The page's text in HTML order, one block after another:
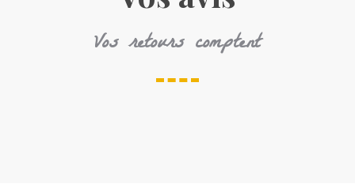
Vos retours comptent